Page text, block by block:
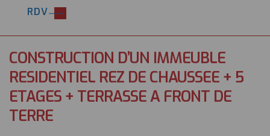
RDV
CONSTRUCTION D’UN IMMEUBLE
RESIDENTIEL REZ DE CHAUSSEE + 5
ETAGES + TERRASSE A FRONT DE
TERRE